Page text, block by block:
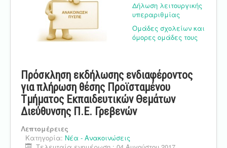
Δήλωση λειτουργικής
υπεραριθμίας
Ομάδες σχολείων και
όμορες ομάδες τους
Πρόσκληση εκδήλωσης ενδιαφέροντος
για πλήρωση θέσης Προϊσταμένου
Τμήματος Εκπαιδευτικών Θεμάτων
Διεύθυνσης Π.Ε. Γρεβενών
Λεπτομέρειες
Κατηγορία: Νέα - Ανακοινώσεις